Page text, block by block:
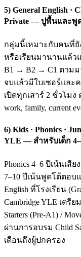
5) General English ·
Private — ปูพื้นและพู
กลุ่มนี้เหมาะกับคนที่ยั
หรือเรียนมานานแล้ว
B1 → B2 → C1 ตามม
จบแล้วมีใบเซอร์และค
เปิดทุกเสาร์ 2 ชั่วโม
work, family, current
6) Kids · Phonics ·
YLE — สำหรับเด็ก
Phonics 4–6 ปีเน้นเสี
7–10 ปีเน้นพูดโต้ตอบ
English ที่โรงเรียน
Cambridge YLE เต
Starters (Pre-A1) /
ผ่านการอบรม Child
เดือนถึงผู้ปกครอง